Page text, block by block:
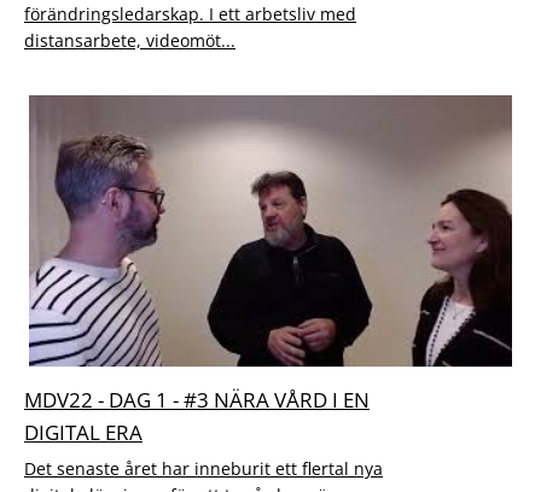
förändringsledarskap. I ett arbetsliv med
distansarbete, videomöt...
MDV22 - DAG 1 - #3 NÄRA VÅRD I EN
DIGITAL ERA
Det senaste året har inneburit ett flertal nya